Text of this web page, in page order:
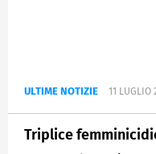
ULTIME NOTIZIE 11 LUGLIO
Triplice